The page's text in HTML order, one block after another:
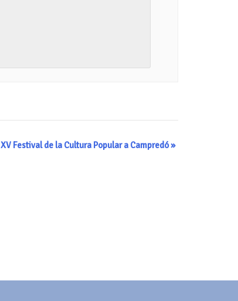
XV Festival de la Cultura Popular a Campredó»